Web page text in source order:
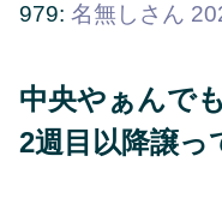
979: 名無しさん
中央やぁんで
2週目以降譲っ